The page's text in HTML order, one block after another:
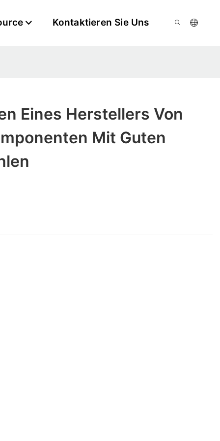
Kontaktieren Sie Uns
Eines Herstellers Von
Mit Guten